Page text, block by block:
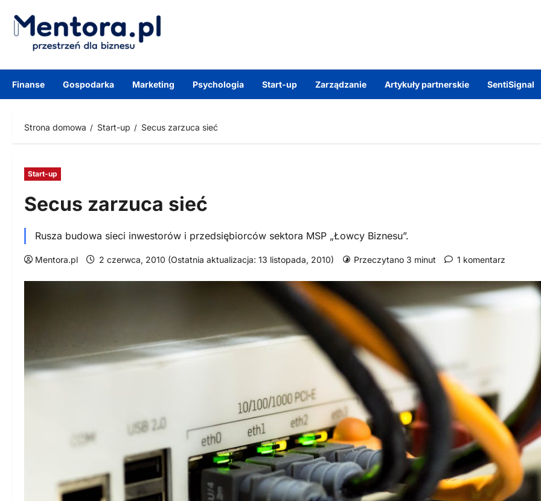
treści
Finanse Gospodarka Marketing Psychologia Start-up Zarządzanie Artykuły partnerskie SentiSignal
Strona domowa Start-up Secus zarzuca sieć
Start-up
Secus zarzuca sieć
Rusza budowa sieci inwestorów i przedsiębiorców sektora MSP „Łowcy Biznesu”.
Mentora.pl 2 czerwca, 2010 (Ostatnia aktualizacja: 13 listopada, 2010) Przeczytano 3 minut 1 komentarz